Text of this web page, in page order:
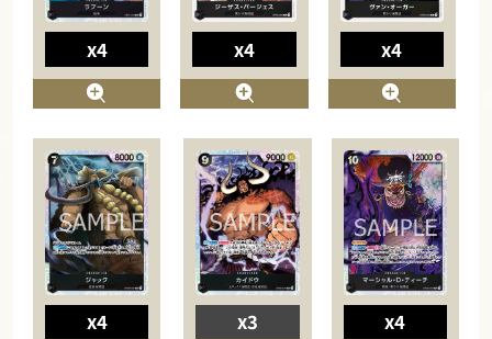
x4 x4 x4
x4 x3 x4